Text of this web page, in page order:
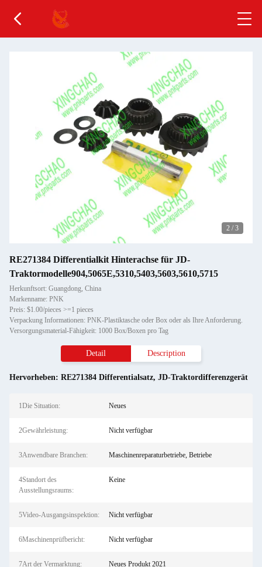
2 / 3
RE271384 Differentialkit Hinterachse für JD-
Traktormodelle904,5065E,5310,5403,5603,5610,5715
Herkunftsort: Guangdong, China
Markenname: PNK
Preis: $1.00/pieces >=1 pieces
Verpackung Informationen: PNK-Plastiktasche oder Box oder als Ihre Anforderung.
Versorgungsmaterial-Fähigkeit: 1000 Box/Boxen pro Tag
Detail Description
Hervorheben: RE271384 Differentialsatz, JD-Traktordifferenzgerät
1Die Situation: Neues
2Gewährleistung: Nicht verfügbar
3Anwendbare Branchen: Maschinenreparaturbetriebe, Betriebe
4Standort des
Ausstellungsraums:
Keine
5Video-Ausgangsinspektion: Nicht verfügbar
6Maschinenprüfbericht: Nicht verfügbar
7Art der Vermarktung: Neues Produkt 2021